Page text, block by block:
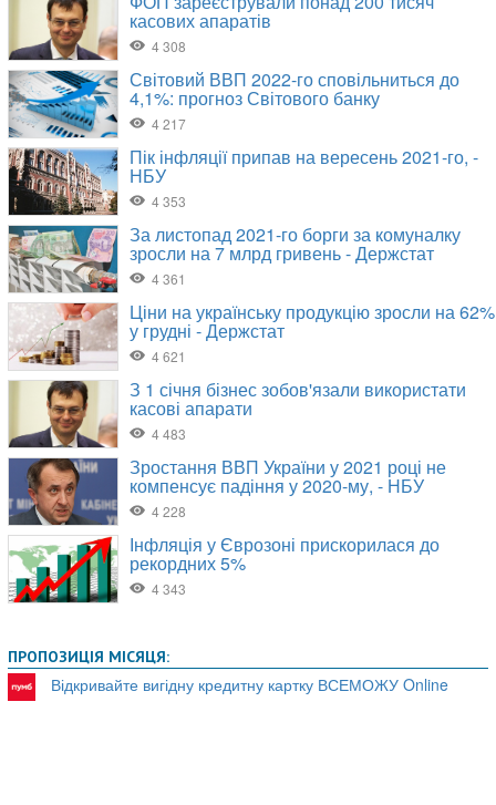
ПРОПОЗИЦІЯ МІСЯЦЯ:
Відкривайте вигідну кредитну картку ВСЕМОЖУ Online